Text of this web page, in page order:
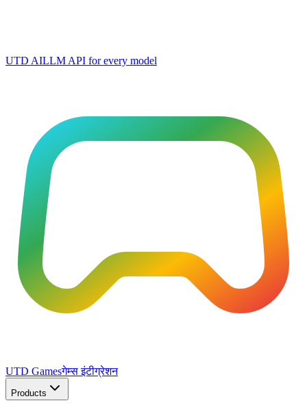
UTD AILLM API for every model
UTD Gamesगेम्स इंटीग्रेशन
Products